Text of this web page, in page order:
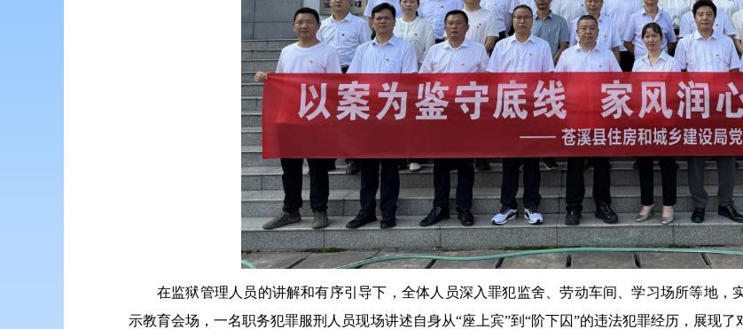
在监狱管理人员的讲解和有序引导下，全体人员深入罪犯监舍、劳动车间、学习场所等地，
示教育会场，一名职务犯罪服刑人员现场讲述自身从“座上宾”到“阶下囚”的违法犯罪经历，展现